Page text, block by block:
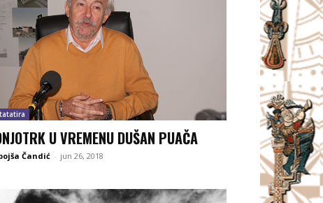
U VREMENU DUŠAN PUAČA
Čandić - jun 26, 2018